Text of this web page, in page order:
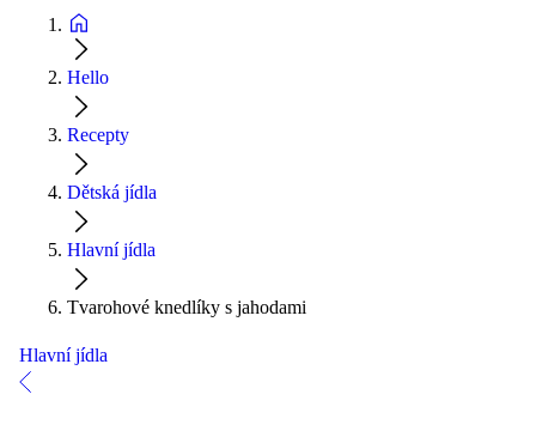
Hello
Recepty
Dětská jídla
Hlavní jídla
Tvarohové knedlíky s jahodami
Hlavní jídla